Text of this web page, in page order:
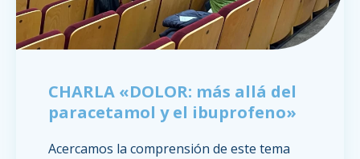
CHARLA «DOLOR: más allá del
paracetamol y el ibuprofeno»
Acercamos la comprensión de este tema